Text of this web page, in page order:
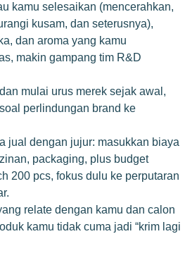
kamu selesaikan (mencerahkan,
kusam, dan seterusnya),
dan aroma yang kamu
makin gampang tim R&D
mulai urus merek sejak awal,
perlindungan brand ke
jual dengan jujur: masukkan biaya
packaging, plus budget
200 pcs, fokus dulu ke perputaran
relate dengan kamu dan calon
kamu tidak cuma jadi “krim lagi